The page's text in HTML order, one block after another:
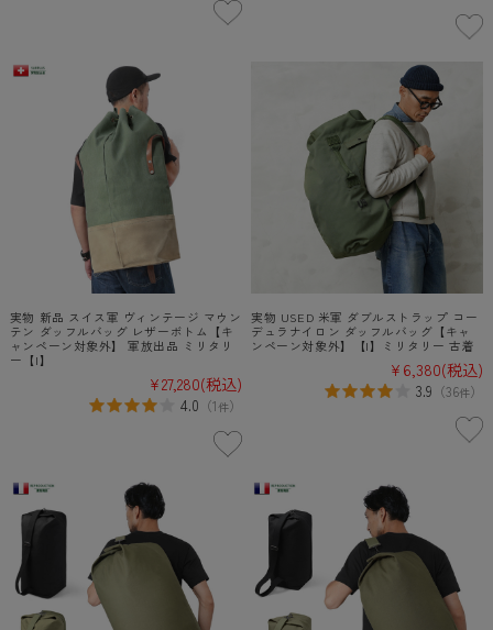
実物 新品 スイス軍 ヴィンテージ マウン
テン ダッフルバッグ レザーボトム【キ
ャンペーン対象外】 軍放出品 ミリタリ
ー【I】
¥27,280(税込)
4.0 （1件）
実物 USED 米軍 ダブルストラップ コー
デュラナイロン ダッフルバッグ【キャ
ンペーン対象外】【I】ミリタリー 古着
¥6,380(税込)
3.9 （36件）